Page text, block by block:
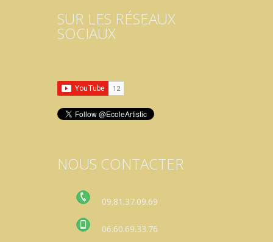
SUR LES RÉSEAUX
SOCIAUX
NOUS CONTACTER
09.81.37.09.69
06.60.69.33.76